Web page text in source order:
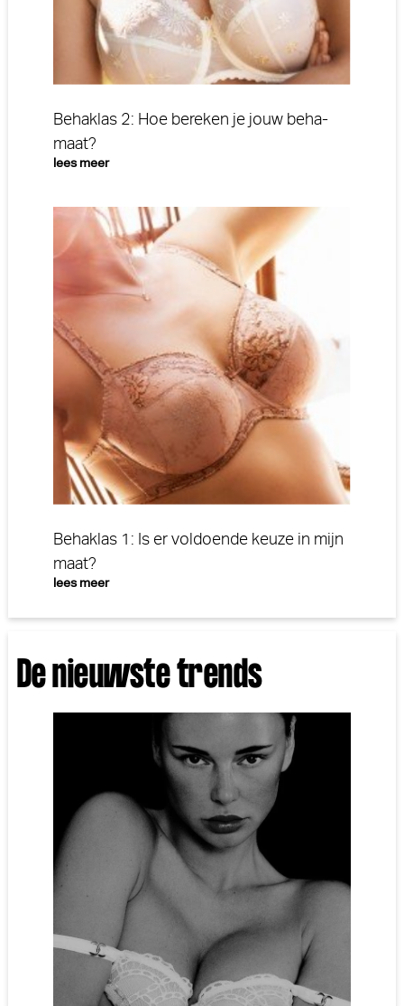
Behaklas 2: Hoe bereken je jouw beha-
maat?
lees meer
Behaklas 1: Is er voldoende keuze in mijn
maat?
lees meer
De nieuwste trends